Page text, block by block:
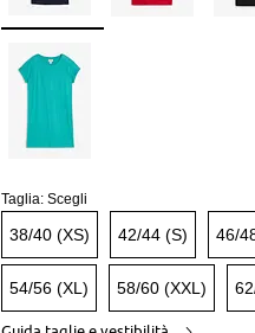
Taglia:Scegli
38/40 (XS) 42/44 (S) 46/
54/56 (XL) 58/60 (XXL)